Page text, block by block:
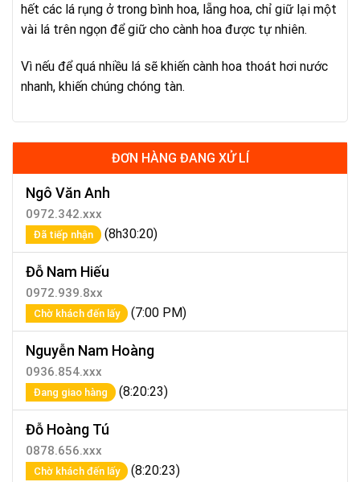
hết các lá rụng ở trong bình hoa, lẵng hoa, chỉ giữ lại một
vài lá trên ngọn để giữ cho cành hoa được tự nhiên.
Vì nếu để quá nhiều lá sẽ khiến cành hoa thoát hơi nước
nhanh, khiến chúng chóng tàn.
ĐƠN HÀNG ĐANG XỬ LÍ
Ngô Văn Anh
0972.342.xxx
Đã tiếp nhận (8h30:20)
Đỗ Nam Hiếu
0972.939.8xx
Chờ khách đến lấy (7:00 PM)
Nguyễn Nam Hoàng
0936.854.xxx
Đang giao hàng (8:20:23)
Đỗ Hoàng Tú
0878.656.xxx
Chờ khách đến lấy (8:20:23)